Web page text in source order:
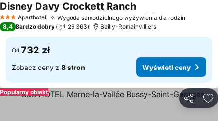
3 KategoriaAparthotel Wygoda samodzielnego wyżywienia dla rodzin
Disney Davy Crockett RanchWyświetl ceny
8,4 Bardzo dobry 26 363 Bailly-Romainvilliers
Od 732 zł
Zobacz ceny z 8 stron Wyświetl ceny
Popularny obiekt